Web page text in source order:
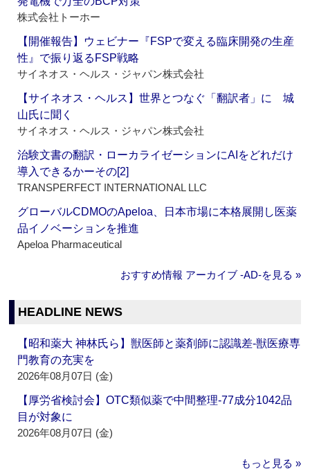
株式会社トーホー
【開催報告】ウェビナー『FSPで変える臨床開発の生産
性』で振り返るFSP戦略
サイネオス・ヘルス・ジャパン株式会社
【サイネオス・ヘルス】世界とつなぐ「翻訳者」に 城
山氏に聞く
サイネオス・ヘルス・ジャパン株式会社
治験文書の翻訳・ローカライゼーションにAIをどれだけ
導入できるかーその[2]
TRANSPERFECT INTERNATIONAL LLC
グローバルCDMOのApeloa、日本市場に本格展開し医薬
品イノベーションを推進
Apeloa Pharmaceutical
おすすめ情報 アーカイブ ‐AD‐を見る »
HEADLINE NEWS
【昭和薬大 神林氏ら】獣医師と薬剤師に認識差‐獣医療専
門教育の充実を
2026年08月07日 (金)
【厚労省検討会】OTC類似薬で中間整理‐77成分1042品
目が対象に
2026年08月07日 (金)
もっと見る »